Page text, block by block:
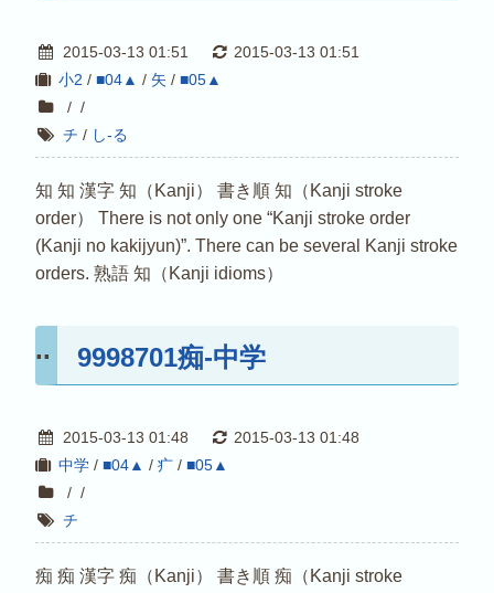
2015-03-13 01:51
2015-03-13 01:51
小2 / ■04▲ / 矢 / ■05▲
/ /
チ / し-る
知 知 漢字 知（Kanji） 書き順 知（Kanji stroke
order） There is not only one “Kanji stroke order
(Kanji no kakijyun)”. There can be several Kanji stroke
orders. 熟語 知（Kanji idioms）
9998701痴-中学
2015-03-13 01:48
2015-03-13 01:48
中学/ ■04▲ / 疒/ ■05▲
/ /
チ
痴 痴 漢字 痴（Kanji） 書き順 痴（Kanji stroke